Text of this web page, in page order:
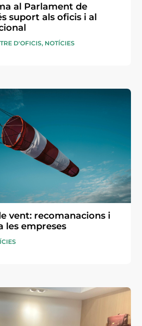
al Parlament de
suport als oficis i al
D'OFICIS, NOTÍCIES
vent: recomanacions i
les empreses